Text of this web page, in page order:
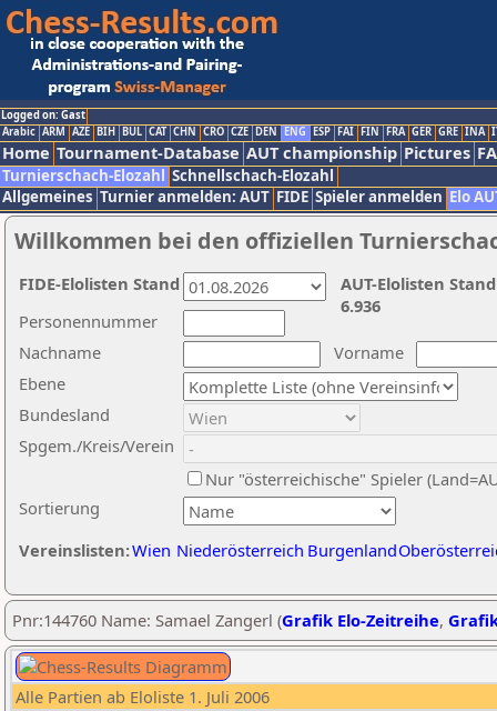
Logged on: Gast
Arabic ARM AZE BIH BUL CAT CHN CRO CZE DEN ENG ESP FAI FIN FRA GER GRE INA
Home Tournament-Database AUT championship Pictures
Turnierschach-Elozahl Schnellschach-Elozahl
Allgemeines Turnier anmelden: AUT FIDE Spieler anmelden Elo
Willkommen bei den offiziellen
Nachname
Vorname
Ebene
Sortierung
Personennummer
Bundesland
Spgem./Kreis/Verein
Nur "österreichische" Spieler
Vereinslisten:Wien Niederösterreich Burgenland
AUT-Elolisten
6.936
FIDE-Elolisten Stand
Pnr:144760 Name: Samael Zangerl (Grafik Elo-Zeitreihe,
Alle Partien ab Eloliste 1. Juli 2006